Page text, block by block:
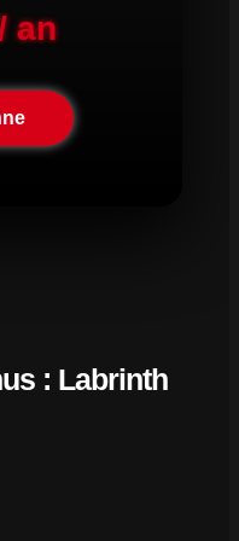
an
: Labrinth